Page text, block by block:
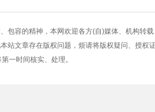
、包容的精神，本网欢迎各方(自)媒体、机构转
站文章存在版权问题，烦请将版权疑问、授权
第一时间核实、处理。